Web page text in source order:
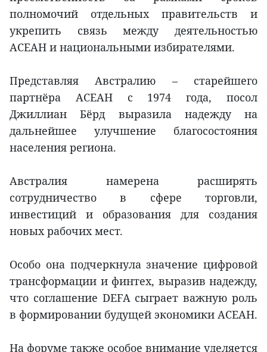
полномочий отдельных правительств и
укрепить связь между деятельностью
АСЕАН и национальными избирателями.
Представляя Австралию – старейшего
партнёра АСЕАН с 1974 года, посол
Джиллиан Бёрд выразила надежду на
дальнейшее улучшение благосостояния
населения региона.
Австралия намерена расширять
сотрудничество в сфере торговли,
инвестиций и образования для создания
новых рабочих мест.
Особо она подчеркнула значение цифровой
трансформации и финтех, выразив надежду,
что соглашение DEFA сыграет важную роль
в формировании будущей экономики АСЕАН.
На форуме также особое внимание уделяется